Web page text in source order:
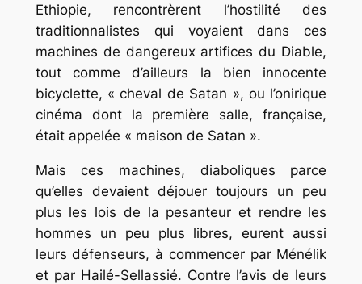
Ethiopie, rencontrèrent l’hostilité des
traditionnalistes qui voyaient dans ces
machines de dangereux artifices du Diable,
tout comme d’ailleurs la bien innocente
bicyclette, « cheval de Satan », ou l’onirique
cinéma dont la première salle, française,
était appelée « maison de Satan ».
Mais ces machines, diaboliques parce
qu’elles devaient déjouer toujours un peu
plus les lois de la pesanteur et rendre les
hommes un peu plus libres, eurent aussi
leurs défenseurs, à commencer par Ménélik
et par Hailé-Sellassié. Contre l’avis de leurs